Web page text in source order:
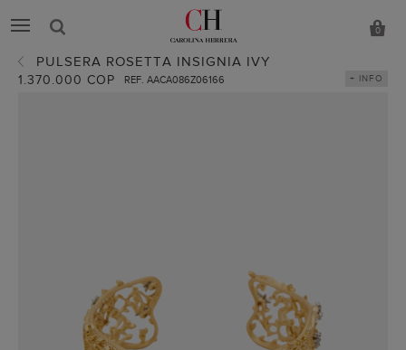
0
PULSERA ROSETTA INSIGNIA IVY
1.370.000 COP REF. AACA086Z06166 + INFO